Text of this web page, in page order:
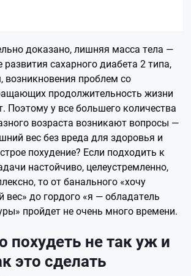
доказано, лишняя масса тела —
развития сахарного диабета 2 типа,
возникновения проблем со
продолжительность жизни
Поэтому у все большего количества
возраста возникают вопросы —
вес без вреда для здоровья и
похудение? Если подходить к
настойчиво, целеустремленно,
то от банального «хочу
вес» до гордого «я — обладатель
пройдет не очень много времени.
похудеть не так уж и
это сделать